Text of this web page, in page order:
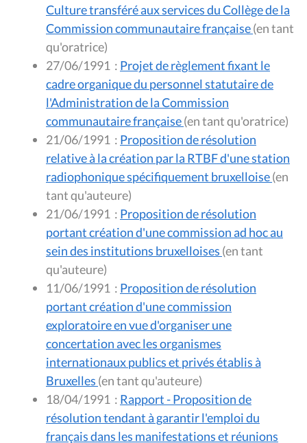
Culture transféré aux services du Collège de la
Commission communautaire française(en tant
qu'oratrice)
27/06/1991 : Projet de règlement fixant le
cadre organique du personnel statutaire de
l'Administration de la Commission
communautaire française
(en tant qu'oratrice)
21/06/1991 : Proposition de résolution
relative à la création par la RTBF d'une station
radiophonique spécifiquement bruxelloise(en
tant qu'auteure)
21/06/1991 : Proposition de résolution
portant création d'une commission ad hoc au
sein des institutions bruxelloises (en tant
qu'auteure)
11/06/1991 : Proposition de résolution
portant création d'une commission
exploratoire en vue d'organiser une
concertation avec les organismes
internationaux publics et privés établis à
Bruxelles
(en tant qu'auteure)
18/04/1991 : Rapport - Proposition de
résolution tendant à garantir l'emploi du
français dans les manifestations et réunions